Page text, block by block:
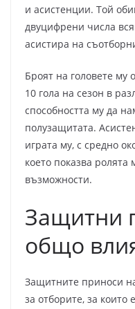
и асистенции. Той
двуцифрени числа
асистира на
Броят на головете му
10 гола на сезон в
способността му да
полузащитата.
играта му, с средно
което показва ролята
възможности.
Защитни
общо
Защитните приноси
за отборите, за които